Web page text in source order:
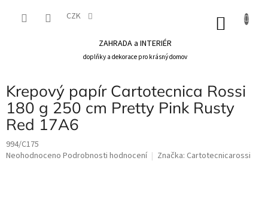
CZK
ZAHRADA a INTERIÉR
doplňky a dekorace pro krásný domov
Krepový papír Cartotecnica Rossi
180 g 250 cm Pretty Pink Rusty
Red 17A6
994/C175
Průměrné
Neohodnoceno Podrobnosti hodnocení Značka: Cartotecnicarossi